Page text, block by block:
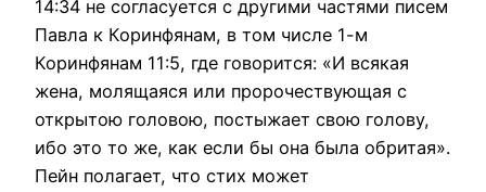
14:34 не согласуется с другими частями писем
Павла к Коринфянам, в том числе 1-м
Коринфянам 11:5, где говорится: «И всякая
жена, молящаяся или пророчествующая с
открытою головою, постыжает свою голову,
ибо это то же, как если бы она была обритая».
Пейн полагает, что стих может